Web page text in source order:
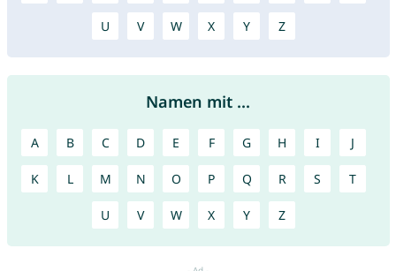
U V W X Y Z
Namen mit ...
A B C D E F G H I J
K L M N O P Q R S T
U V W X Y Z